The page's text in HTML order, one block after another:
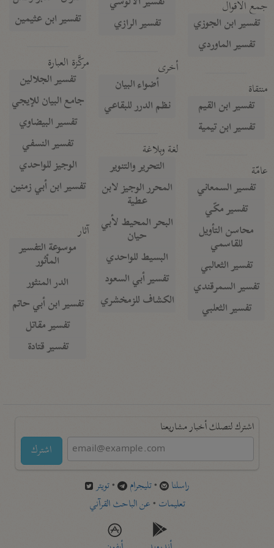
جمع الأقوال
تفسير ابن الجوزي
تفسير الماوردي
منتقاة
تفسير ابن القيم
تفسير ابن تيمية
عامّة
تفسير السمعاني
تفسير مكّي
محاسن التأويل
للقاسمي
تفسير الثعالبي
تفسير السمرقندي
تفسير الثعلبي
تفسير الرازي
أخرى
أضواء البيان
نظم الدرر للبقاعي
لغة وبلاغة
التحرير والتنوير
المحرر الوجيز لابن
عطية
البحر المحيط لأبي
حيان
البسيط للواحدي
تفسير أبي السعود
الكشاف للزمخشري
تفسير ابن عثيمين
مركَّزة العبارة
تفسير الجلالين
جامع البيان للإيجي
تفسير البيضاوي
تفسير النسفي
الوجيز للواحدي
تفسير ابن أبي زمنين
آثار
موسوعة التفسير
المأثور
الدر المنثور
تفسير ابن أبي حاتم
تفسير مقاتل
تفسير قتادة
اشترك لتصلك أخبار مشاريعنا
اشترك
راسلنا •تليجرام •تويتر
تعليمات •عن الباحث القرآني